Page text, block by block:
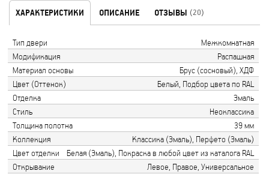
ХАРАКТЕРИСТИКИ ОПИСАНИЕ ОТЗЫВЫ (20)
Тип двери
Межкомнатная
Модификация
Распашная
Материал основы
Брус (сосновый), ХДФ
Цвет (Оттенок)
Белый, Подбор цвета по RAL
Отделка
Эмаль
Стиль
Неоклассика
Толщина полотна
39 мм
Коллекция
Классика (Эмаль), Перфето (Эмаль)
Цвет отделки
Белая (Эмаль), Покраска в любой цвет из каталога RAL
Открывание
Левое, Правое, Универсальное